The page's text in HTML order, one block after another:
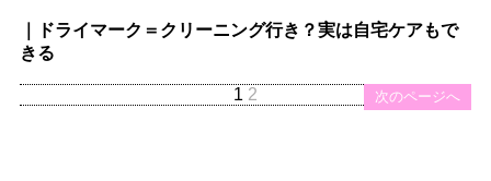
｜ドライマーク＝クリーニング行き？実は自宅ケアもで
きる
次のページへ
1 2